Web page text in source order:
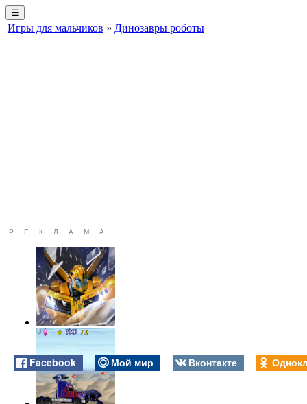
☰
Игры для мальчиков » Динозавры роботы
РЕКЛАМА
Facebook Мой мир Вконтакте